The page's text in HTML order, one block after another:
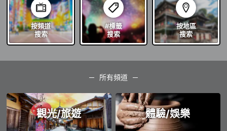
按頻道
搜索
#標籤
搜索
按地區
搜索
所有頻道
觀光/旅遊 體驗/娛樂